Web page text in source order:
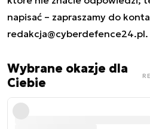
napisać – zapraszamy do
redakcja@cyberdefence24.pl.
Wybrane okazje dla
Ciebie